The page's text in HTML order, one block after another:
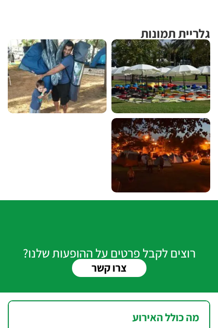
גלריית תמונות
רוצים לקבל פרטים על ההופעות שלנו?
צרו קשר
מה כולל האירוע